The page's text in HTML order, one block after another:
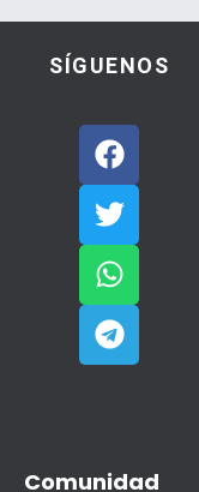
SÍGUENOS
Comunidad